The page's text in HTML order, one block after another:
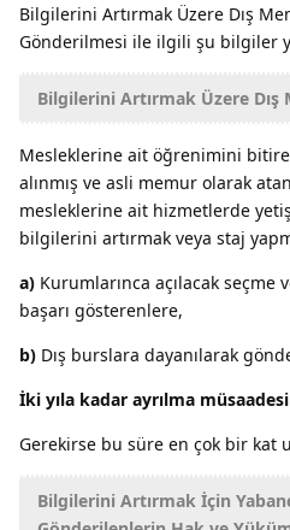
Bilgilerini Artırmak Üzere Dış
Gönderilmesi ile ilgili şu bilgiler
Bilgilerini Artırmak Üzere
Mesleklerine ait öğrenimini
alınmış ve asli memur olarak
mesleklerine ait hizmetlerde
bilgilerini artırmak veya staj
a) Kurumlarınca açılacak seçme
başarı gösterenlere,
b) Dış burslara dayanılarak
İki yıla kadar ayrılma
Gerekirse bu süre en çok bir kat
Bilgilerini Artırmak İçin